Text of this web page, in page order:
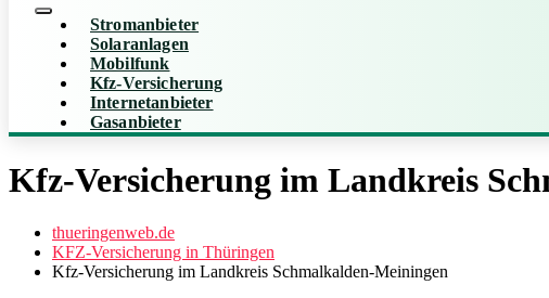
Stromanbieter
Solaranlagen
Mobilfunk
Kfz-Versicherung
Internetanbieter
Gasanbieter
Kfz-Versicherung im Landkreis
thueringenweb.de
KFZ-Versicherung in Thüringen
Kfz-Versicherung im Landkreis Schmalkalden-Meiningen